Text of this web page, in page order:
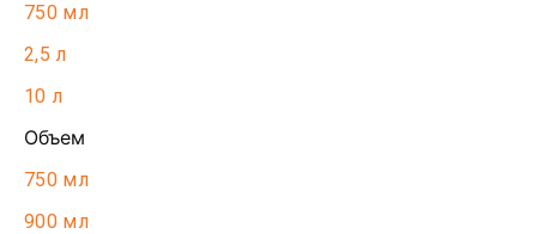
750 мл
2,5 л
10 л
Объем
750 мл
900 мл